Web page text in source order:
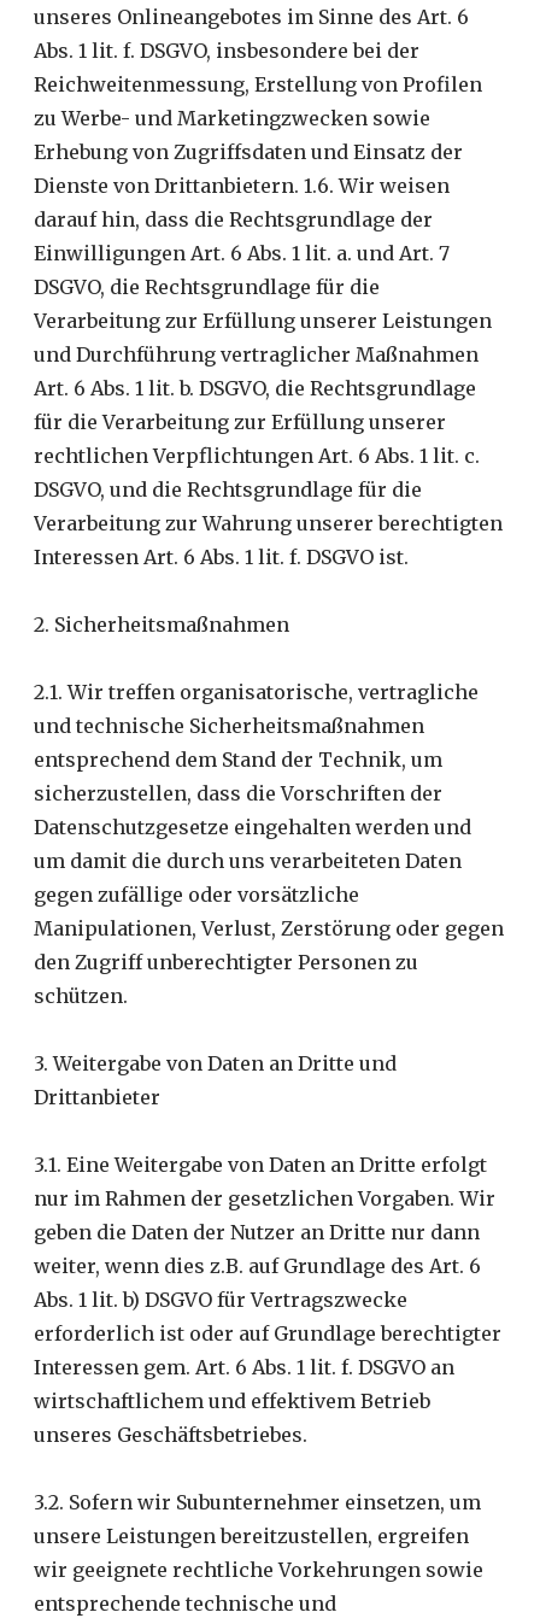
unseres Onlineangebotes im Sinne des Art. 6
Abs. 1 lit. f. DSGVO, insbesondere bei der
Reichweitenmessung, Erstellung von Profilen
zu Werbe- und Marketingzwecken sowie
Erhebung von Zugriffsdaten und Einsatz der
Dienste von Drittanbietern. 1.6. Wir weisen
darauf hin, dass die Rechtsgrundlage der
Einwilligungen Art. 6 Abs. 1 lit. a. und Art. 7
DSGVO, die Rechtsgrundlage für die
Verarbeitung zur Erfüllung unserer Leistungen
und Durchführung vertraglicher Maßnahmen
Art. 6 Abs. 1 lit. b. DSGVO, die Rechtsgrundlage
für die Verarbeitung zur Erfüllung unserer
rechtlichen Verpflichtungen Art. 6 Abs. 1 lit. c.
DSGVO, und die Rechtsgrundlage für die
Verarbeitung zur Wahrung unserer berechtigten
Interessen Art. 6 Abs. 1 lit. f. DSGVO ist.
2. Sicherheitsmaßnahmen
2.1. Wir treffen organisatorische, vertragliche
und technische Sicherheitsmaßnahmen
entsprechend dem Stand der Technik, um
sicherzustellen, dass die Vorschriften der
Datenschutzgesetze eingehalten werden und
um damit die durch uns verarbeiteten Daten
gegen zufällige oder vorsätzliche
Manipulationen, Verlust, Zerstörung oder gegen
den Zugriff unberechtigter Personen zu
schützen.
3. Weitergabe von Daten an Dritte und
Drittanbieter
3.1. Eine Weitergabe von Daten an Dritte erfolgt
nur im Rahmen der gesetzlichen Vorgaben. Wir
geben die Daten der Nutzer an Dritte nur dann
weiter, wenn dies z.B. auf Grundlage des Art. 6
Abs. 1 lit. b) DSGVO für Vertragszwecke
erforderlich ist oder auf Grundlage berechtigter
Interessen gem. Art. 6 Abs. 1 lit. f. DSGVO an
wirtschaftlichem und effektivem Betrieb
unseres Geschäftsbetriebes.
3.2. Sofern wir Subunternehmer einsetzen, um
unsere Leistungen bereitzustellen, ergreifen
wir geeignete rechtliche Vorkehrungen sowie
entsprechende technische und